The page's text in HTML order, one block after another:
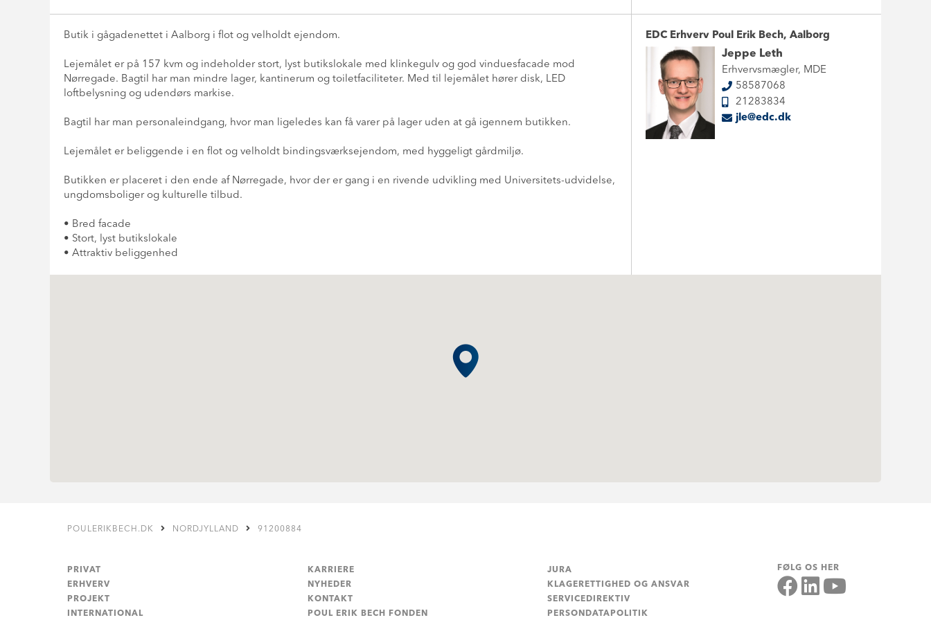
Butik i gågadenettet i Aalborg i flot og velholdt ejendom.
Lejemålet er på 157 kvm og indeholder stort, lyst butikslokale med klinkegulv og god vinduesfacade mod
Nørregade. Bagtil har man mindre lager, kantinerum og toiletfaciliteter. Med til lejemålet hører disk, LED
loftbelysning og udendørs markise.
Bagtil har man personaleindgang, hvor man ligeledes kan få varer på lager uden at gå igennem butikken.
Lejemålet er beliggende i en flot og velholdt bindingsværksejendom, med hyggeligt gårdmiljø.
Butikken er placeret i den ende af Nørregade, hvor der er gang i en rivende udvikling med Universitets-udvidelse,
ungdomsboliger og kulturelle tilbud.
• Bred facade
• Stort, lyst butikslokale
• Attraktiv beliggenhed
EDC Erhverv Poul Erik Bech, Aalborg
Jeppe Leth
Erhvervsmægler, MDE
58587068
21283834
jle@edc.dk
POULERIKBECH.DK NORDJYLLAND 91200884
PRIVAT
ERHVERV
PROJEKT
INTERNATIONAL
KARRIERE
NYHEDER
KONTAKT
POUL ERIK BECH FONDEN
JURA
KLAGERETTIGHED OG ANSVAR
SERVICEDIREKTIV
PERSONDATAPOLITIK
FØLG OS HER